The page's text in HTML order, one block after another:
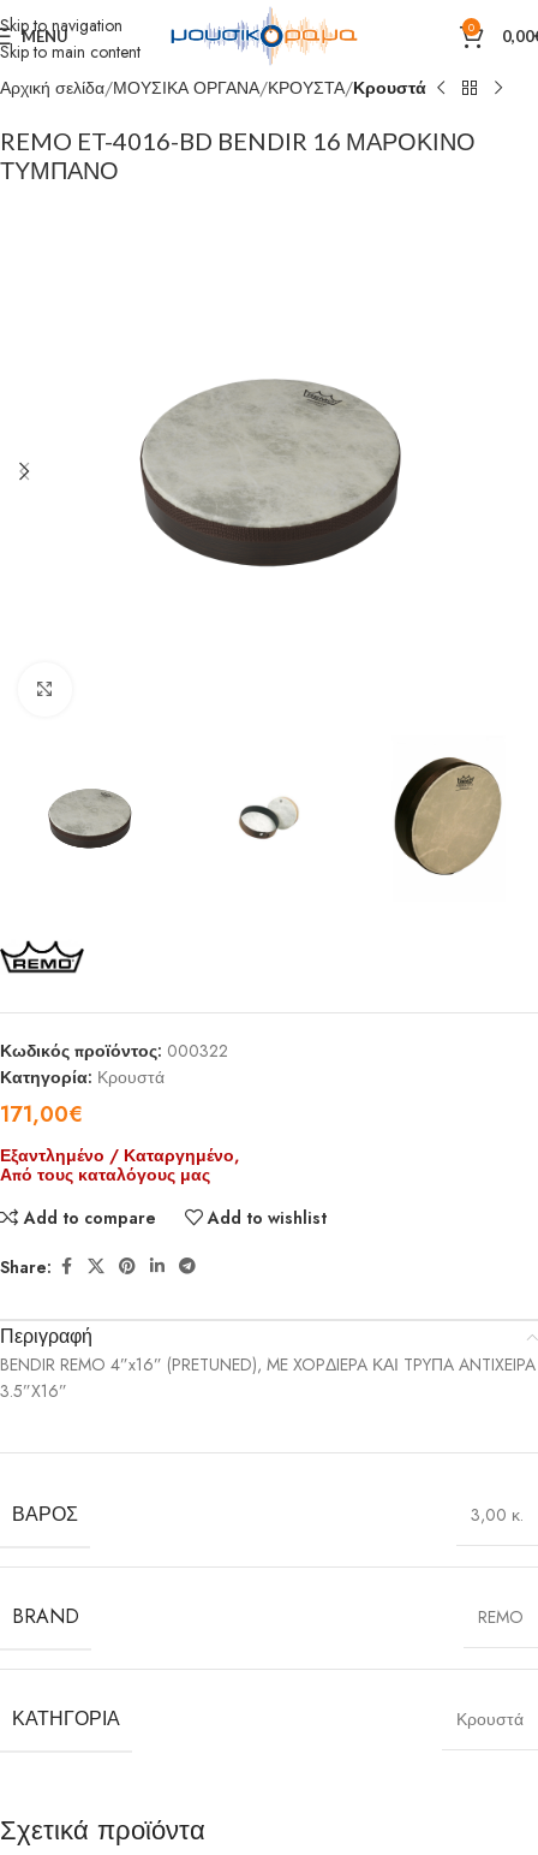
Skip to navigation
Skip to main content
MENU 0 0,00
Αρχική σελίδα ΜΟΥΣΙΚΑ ΟΡΓΑΝΑ ΚΡΟΥΣΤΑ Κρουστά
REMO ET-4016-BD BENDIR 16 ΜΑΡΟΚΙΝΟ
ΤΥΜΠΑΝΟ
Κωδικός προϊόντος: 000322
Κατηγορία: Κρουστά
171,00€
Εξαντλημένο / Καταργημένο,
Από τους καταλόγους μας
Add to compare
Add to wishlist
Share:
Περιγραφή
BENDIR REMO 4”x16” (PRETUNED), ME XOPΔIEPA ΚΑΙ TPYΠA ANTIXEIPA
3.5”X16”
ΒΆΡΟΣ 3,00 κ.
BRAND REMO
ΚΑΤΗΓΟΡΊΑ Κρουστά
Σχετικά προϊόντα